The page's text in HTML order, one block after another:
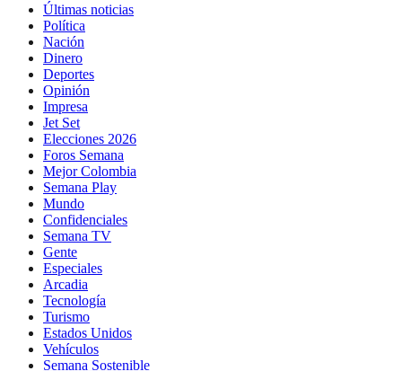
Últimas noticias
Política
Nación
Dinero
Deportes
Opinión
Impresa
Jet Set
Elecciones 2026
Foros Semana
Mejor Colombia
Semana Play
Mundo
Confidenciales
Semana TV
Gente
Especiales
Arcadia
Tecnología
Turismo
Estados Unidos
Vehículos
Semana Sostenible